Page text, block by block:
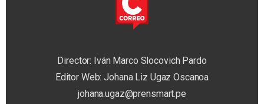
Director: Iván Marco Slocovich Pardo
Editor Web: Johana Liz Ugaz Oscanoa
johana.ugaz@prensmart.pe